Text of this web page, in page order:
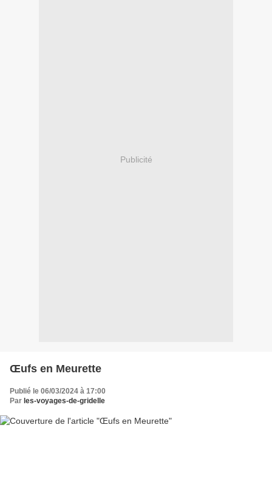
Publicité
Œufs en Meurette
Publié le 06/03/2024 à 17:00
Par les-voyages-de-gridelle